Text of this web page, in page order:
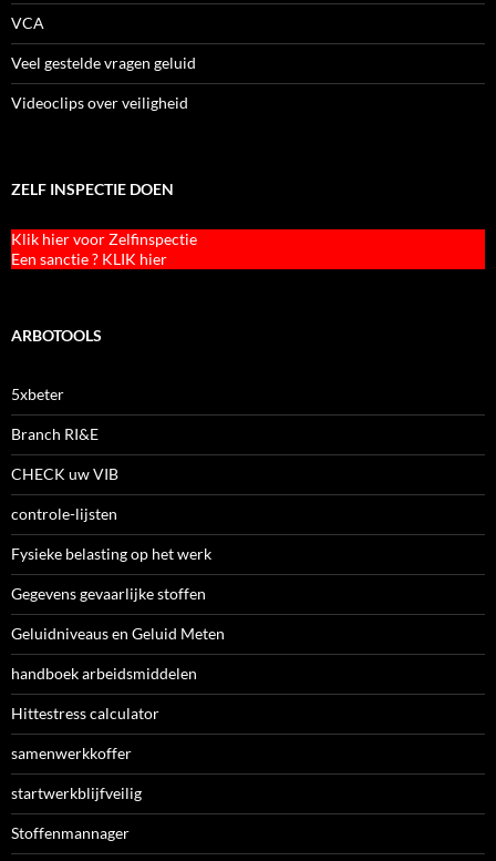
VCA
Veel gestelde vragen geluid
Videoclips over veiligheid
ZELF INSPECTIE DOEN
Klik hier voor Zelfinspectie
Een sanctie ? KLIK hier
ARBOTOOLS
5xbeter
Branch RI&E
CHECK uw VIB
controle-lijsten
Fysieke belasting op het werk
Gegevens gevaarlijke stoffen
Geluidniveaus en Geluid Meten
handboek arbeidsmiddelen
Hittestress calculator
samenwerkkoffer
startwerkblijfveilig
Stoffenmannager